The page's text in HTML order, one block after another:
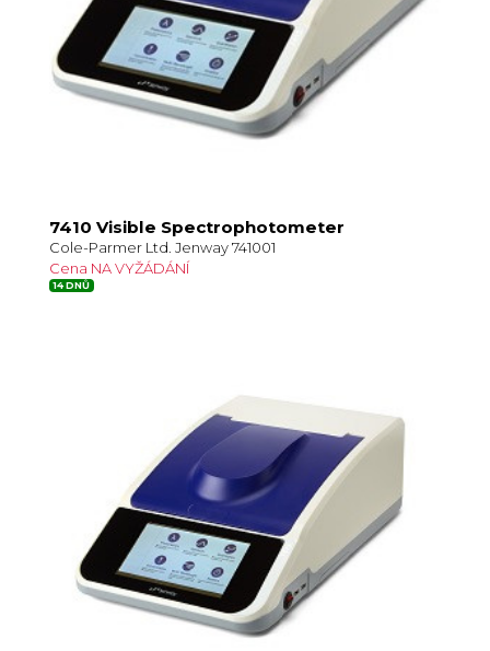
7410 Visible Spectrophotometer
Cole-Parmer Ltd. Jenway 741001
Cena NA VYŽÁDÁNÍ
14 DNŮ